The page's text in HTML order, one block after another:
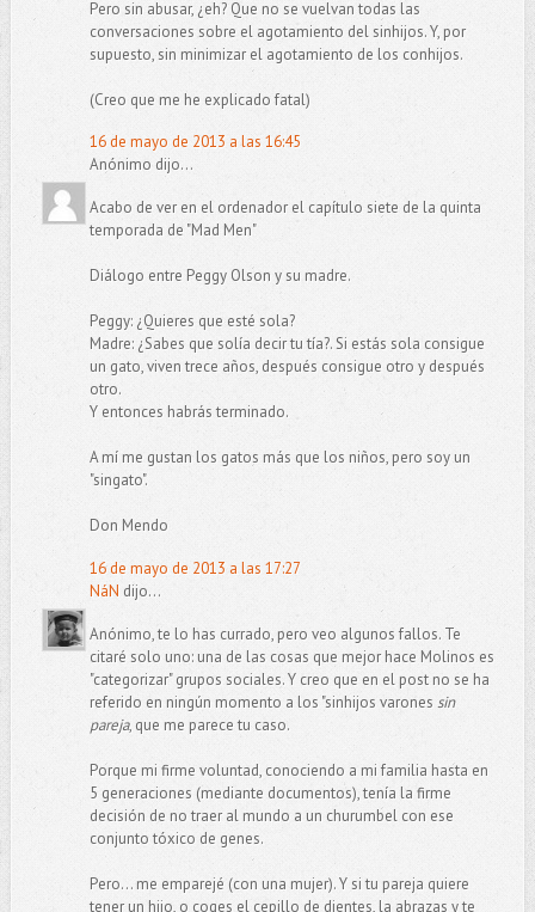
Pero sin abusar, ¿eh? Que no se vuelvan todas las
conversaciones sobre el agotamiento del sinhijos. Y, por
supuesto, sin minimizar el agotamiento de los conhijos.
(Creo que me he explicado fatal)
16 de mayo de 2013 a las 16:45
Anónimo dijo...
Acabo de ver en el ordenador el capítulo siete de la quinta
temporada de "Mad Men"
Diálogo entre Peggy Olson y su madre.
Peggy: ¿Quieres que esté sola?
Madre: ¿Sabes que solía decir tu tía?. Si estás sola consigue
un gato, viven trece años, después consigue otro y después
otro.
Y entonces habrás terminado.
A mí me gustan los gatos más que los niños, pero soy un
"singato".
Don Mendo
16 de mayo de 2013 a las 17:27
NáN dijo...
Anónimo, te lo has currado, pero veo algunos fallos. Te
citaré solo uno: una de las cosas que mejor hace Molinos es
"categorizar" grupos sociales. Y creo que en el post no se ha
referido en ningún momento a los "sinhijos varones sin
pareja, que me parece tu caso.
Porque mi firme voluntad, conociendo a mi familia hasta en
5 generaciones (mediante documentos), tenía la firme
decisión de no traer al mundo a un churumbel con ese
conjunto tóxico de genes.
Pero... me emparejé (con una mujer). Y si tu pareja quiere
tener un hijo, o coges el cepillo de dientes, la abrazas y te